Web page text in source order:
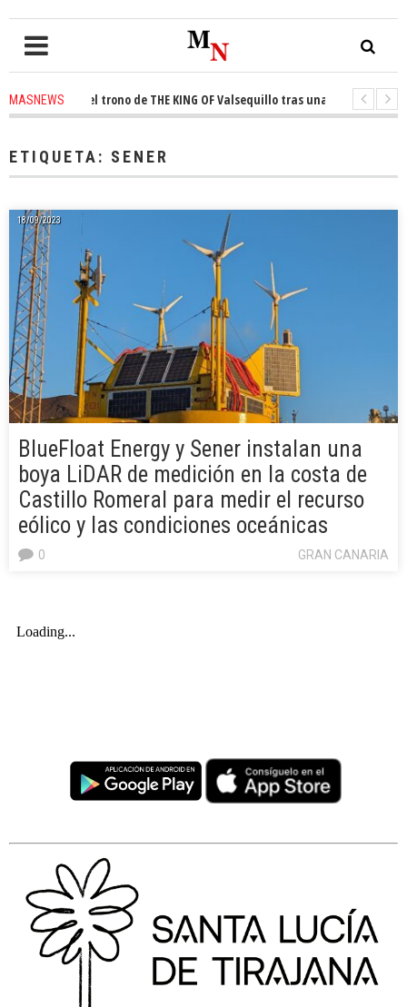
MASNEWSel trono de THE KING OF Valsequillo tras una jornada de
ETIQUETA: SENER
18/09/2023
BlueFloat Energy y Sener instalan una
boya LiDAR de medición en la costa de
Castillo Romeral para medir el recurso
eólico y las condiciones oceánicas
GRAN CANARIA
0